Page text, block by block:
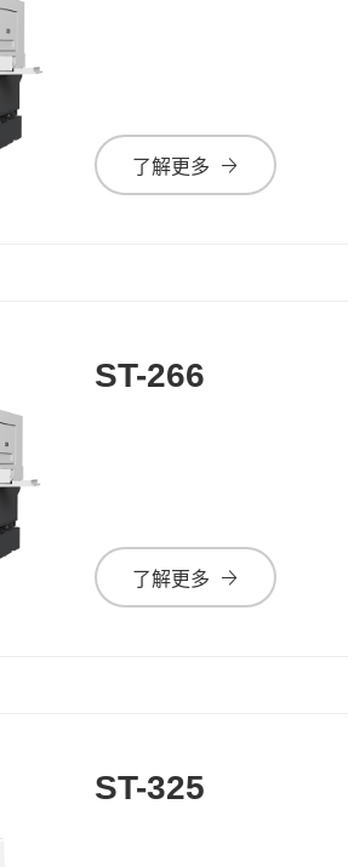
了解更多
ST-266
了解更多
ST-325